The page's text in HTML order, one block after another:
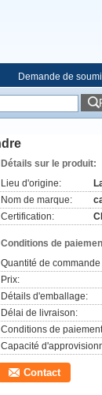
Demande de
Détails sur le produit:
Lieu d'origine:
Nom de marque:
Certification:
Conditions de
Quantité de
Prix:
Détails d'emballage:
Délai de livraison:
Conditions de
Capacité
Contact